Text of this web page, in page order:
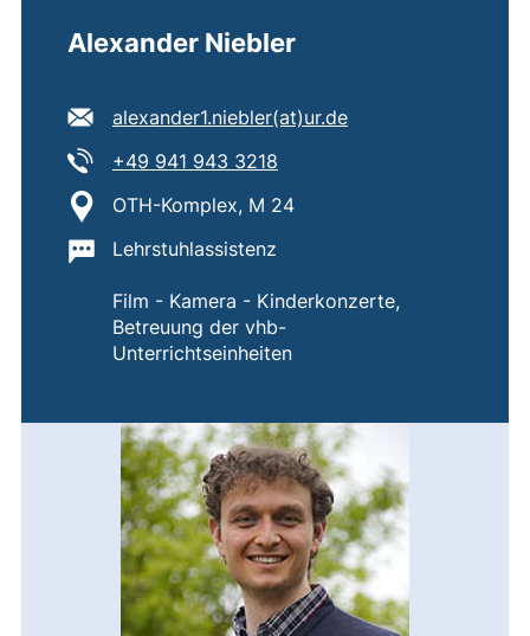
Alexander Niebler
E-Mail Adresse:
alexander1.niebler​(at)​ur.de(öffnet Ihr E-Mail-
Tel:
+49 941 943 3218
Standort:
OTH-Komplex, M 24
Wichtige Informationen:
Lehrstuhlassistenz
Film - Kamera - Kinderkonzerte,
Betreuung der vhb-
Unterrichtseinheiten